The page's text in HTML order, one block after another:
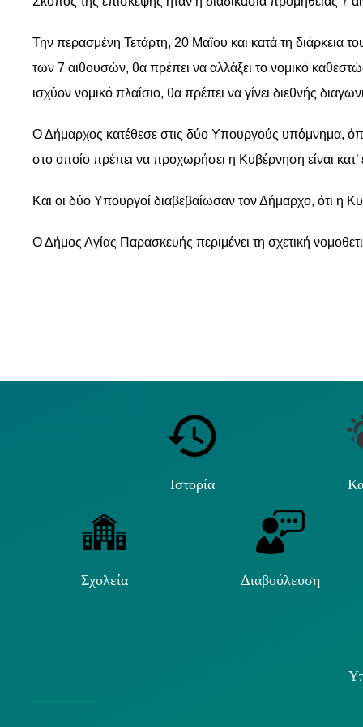
Την περασμένη Τετάρτη, 20 Μαΐου και κατά τη διάρκεια
των 7 αιθουσών, θα πρέπει να αλλάξει το νομικό
ισχύον νομικό πλαίσιο, θα πρέπει να γίνει διεθνής
Ο Δήμαρχος κατέθεσε στις δύο Υπουργούς υπόμνημα,
στο οποίο πρέπει να προχωρήσει η Κυβέρνηση είναι
Και οι δύο Υπουργοί διαβεβαίωσαν τον Δήμαρχο, ότι η
Ο Δήμος Αγίας Παρασκευής περιμένει τη σχετική
Ιστορία
Σχολεία Διαβούλευση